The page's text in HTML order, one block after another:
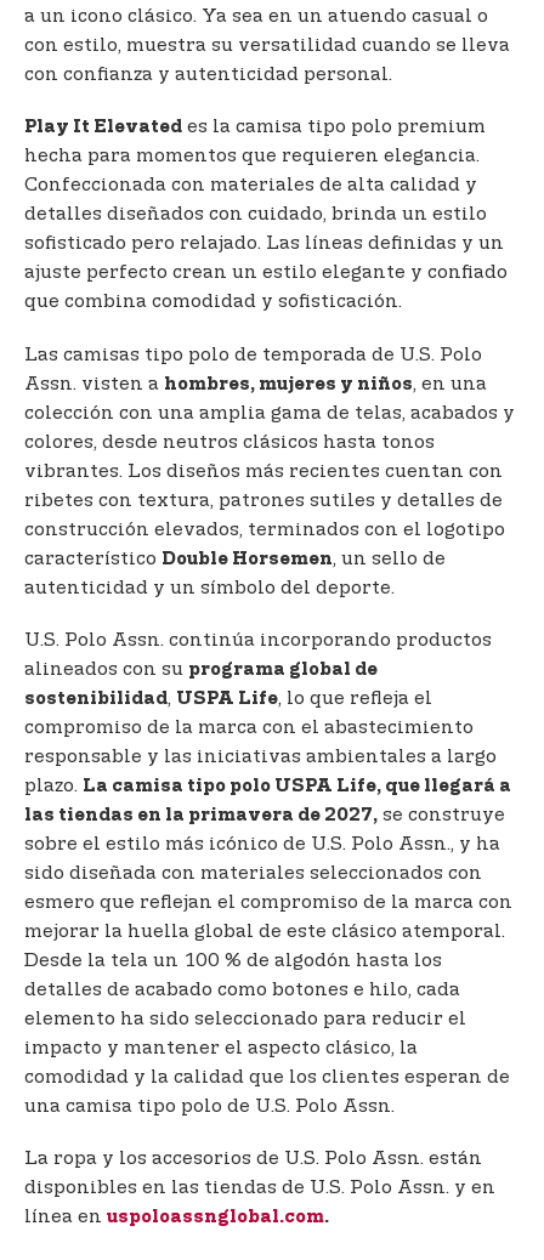
a un icono clásico. Ya sea en un atuendo casual o
con estilo, muestra su versatilidad cuando se lleva
con confianza y autenticidad personal.
Play It Elevated es la camisa tipo polo premium
hecha para momentos que requieren elegancia.
Confeccionada con materiales de alta calidad y
detalles diseñados con cuidado, brinda un estilo
sofisticado pero relajado. Las líneas definidas y un
ajuste perfecto crean un estilo elegante y confiado
que combina comodidad y sofisticación.
Las camisas tipo polo de temporada de U.S. Polo
Assn. visten a hombres, mujeres y niños, en una
colección con una amplia gama de telas, acabados y
colores, desde neutros clásicos hasta tonos
vibrantes. Los diseños más recientes cuentan con
ribetes con textura, patrones sutiles y detalles de
construcción elevados, terminados con el logotipo
característico Double Horsemen, un sello de
autenticidad y un símbolo del deporte.
U.S. Polo Assn. continúa incorporando productos
alineados con su programa global de
sostenibilidad, USPA Life, lo que refleja el
compromiso de la marca con el abastecimiento
responsable y las iniciativas ambientales a largo
plazo. La camisa tipo polo USPA Life, que llegará a
las tiendas en la primavera de 2027, se construye
sobre el estilo más icónico de U.S. Polo Assn., y ha
sido diseñada con materiales seleccionados con
esmero que reflejan el compromiso de la marca con
mejorar la huella global de este clásico atemporal.
Desde la tela un 100 % de algodón hasta los
detalles de acabado como botones e hilo, cada
elemento ha sido seleccionado para reducir el
impacto y mantener el aspecto clásico, la
comodidad y la calidad que los clientes esperan de
una camisa tipo polo de U.S. Polo Assn.
La ropa y los accesorios de U.S. Polo Assn. están
disponibles en las tiendas de U.S. Polo Assn. y en
línea en uspoloassnglobal.com.